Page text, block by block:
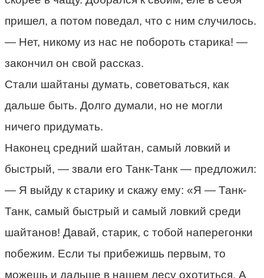
пришел, а потом поведал, что с ним случилось.
— Нет, никому из нас не побороть старика! —
закончил он свой рассказ.
Стали шайтаны думать, советоваться, как
дальше быть. Долго думали, но не могли
ничего придумать.
Наконец средний шайтан, самый ловкий и
быстрый, — звали его Танк-Танк — предложил:
— Я выйду к старику и скажу ему: «Я — Танк-
Танк, самый быстрый и самый ловкий среди
шайтанов! Давай, старик, с тобой наперегонки
побежим. Если ты прибежишь первым, то
можешь и дальше в нашем лесу охотиться. А